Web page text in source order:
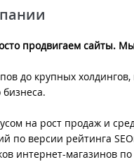
продвигаем сайты.
до крупных
на рост продаж и
по версии рейтинга
интернет-магазинов